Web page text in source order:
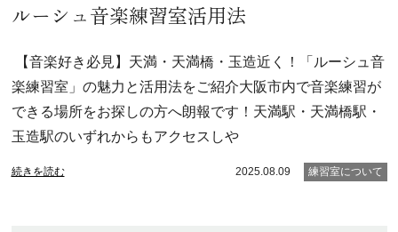
ルーシュ音楽練習室活用法
【音楽好き必見】天満・天満橋・玉造近く！「ルーシュ音
楽練習室」の魅力と活用法をご紹介大阪市内で音楽練習が
できる場所をお探しの方へ朗報です！天満駅・天満橋駅・
玉造駅のいずれからもアクセスしや
続きを読む 2025.08.09 練習室について